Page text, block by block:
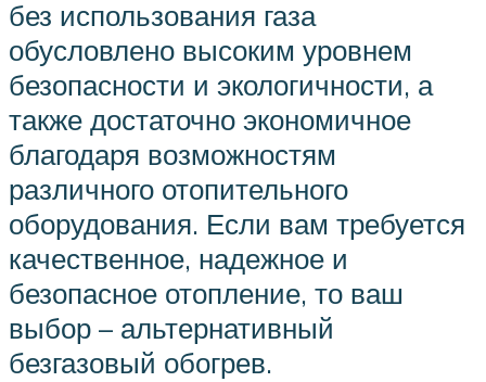
без использования газа
обусловлено высоким уровнем
безопасности и экологичности, а
также достаточно экономичное
благодаря возможностям
различного отопительного
оборудования. Если вам требуется
качественное, надежное и
безопасное отопление, то ваш
выбор – альтернативный
безгазовый обогрев.